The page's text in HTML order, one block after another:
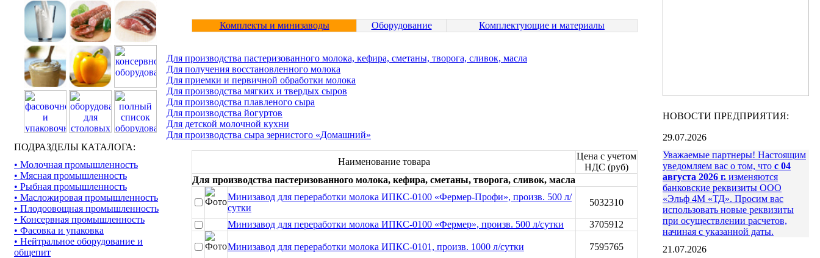
ПОДРАЗДЕЛЫ КАТАЛОГА:
• Молочная промышленность
• Мясная промышленность
• Рыбная промышленность
• Масложировая промышленность
• Плодоовощная промышленность
• Консервная промышленность
• Фасовка и упаковка
• Нейтральное оборудование и
общепит
Комплекты и минизаводы Оборудование Комплектующие и материалы
Для производства пастеризованного молока, кефира, сметаны, творога, сливок, масла
Для получения восстановленного молока
Для приемки и первичной обработки молока
Для производства мягких и твердых сыров
Для производства плавленого сыра
Для производства йогуртов
Для детской молочной кухни
Для производства сыра зернистого «Домашний»
Наименование товара
Цена с учетом
НДС (руб)
Для производства пастеризованного молока, кефира, сметаны, творога, сливок, масла
Минизавод для переработки молока ИПКС-0100 «Фермер-Профи», произв. 500 л/
сутки
5032310
Минизавод для переработки молока ИПКС-0100 «Фермер», произв. 500 л/сутки 3705912
Минизавод для переработки молока ИПКС-0101, произв. 1000 л/сутки 7595765
НОВОСТИ ПРЕДПРИЯТИЯ:
29.07.2026
Уважаемые партнеры! Настоящим
уведомляем вас о том, что с 04
августа 2026 г. изменяются
банковские реквизиты ООО
«Эльф 4М «ТД». Просим вас
использовать новые реквизиты
при осуществлении расчетов,
начиная с указанной даты.
21.07.2026